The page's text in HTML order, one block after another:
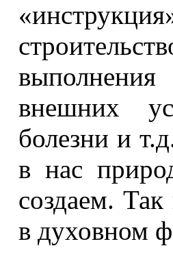
внешних
болезни и
в нас
создаем.
в духовном